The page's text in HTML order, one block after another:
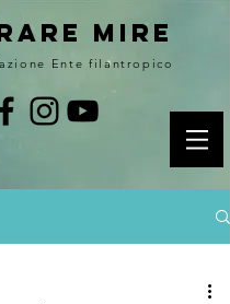
MIRE
Ente filantropico